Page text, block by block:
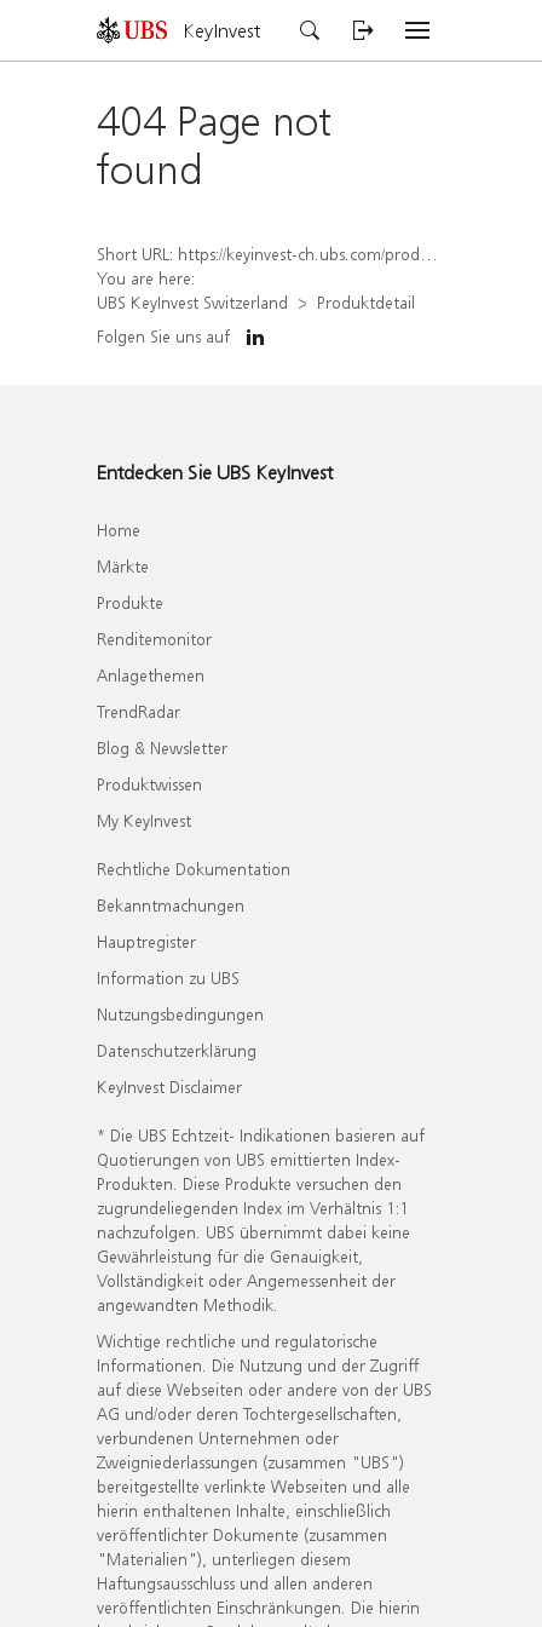
KeyInvest
404 Page not
found
Short URL: https://keyinvest-ch.ubs.com/produkt/detail/index/isin/CH1570362207
You are here:
UBS KeyInvest Switzerland
Produktdetail
Folgen Sie uns auf
Entdecken Sie UBS KeyInvest
Home
Märkte
Produkte
Renditemonitor
Anlagethemen
TrendRadar
Blog & Newsletter
Produktwissen
My KeyInvest
Rechtliche Dokumentation
Bekanntmachungen
Hauptregister
Information zu UBS
Nutzungsbedingungen
Datenschutzerklärung
KeyInvest Disclaimer
* Die UBS Echtzeit- Indikationen basieren auf
Quotierungen von UBS emittierten Index-
Produkten. Diese Produkte versuchen den
zugrundeliegenden Index im Verhältnis 1:1
nachzufolgen. UBS übernimmt dabei keine
Gewährleistung für die Genauigkeit,
Vollständigkeit oder Angemessenheit der
angewandten Methodik.
Wichtige rechtliche und regulatorische
Informationen. Die Nutzung und der Zugriff
auf diese Webseiten oder andere von der UBS
AG und/oder deren Tochtergesellschaften,
verbundenen Unternehmen oder
Zweigniederlassungen (zusammen "UBS")
bereitgestellte verlinkte Webseiten und alle
hierin enthaltenen Inhalte, einschließlich
veröffentlichter Dokumente (zusammen
"Materialien"), unterliegen diesem
Haftungsausschluss und allen anderen
veröffentlichten Einschränkungen. Die hierin